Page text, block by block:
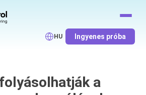
HU Ingyenes próba
a